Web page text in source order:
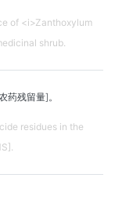
of <i>Zanthoxylum
shrub.
药残留量]。
residues in the